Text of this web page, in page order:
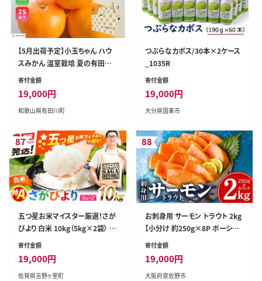
【5月出荷予定】小玉ちゃん ハウ
スみかん 温室栽培 夏の有田み
かん 2kg 秀品 2Sサイズ以下 和
寄付金額
19,000円
和歌山県有田川町
つぶらなカボス/30本×2ケース
_1035R
寄付金額
19,000円
大分県国東市
87
五つ星お米マイスター厳選！さが
びより 白米 10kg（5kg×2袋） 吉
野ヶ里町/大塚米穀店 [FCW04
寄付金額
19,000円
佐賀県吉野ヶ里町
88
お刺身用 サーモン トラウト 2kg
【小分け 約250g×8P ポーショ
ン ブロック 柵 訳あり サイズ不
8
寄付金額
19,000円
大阪府泉佐野市